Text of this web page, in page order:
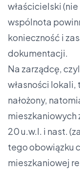
właścicielski
wspólnota
konieczność i
dokumentacji.
Na zarządcę,
własności
nałożony,
mieszkaniowych
20 u.w.l. i nast.
tego obowiązku
mieszkaniowej